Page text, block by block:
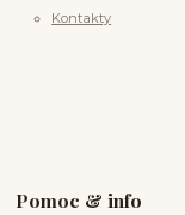
Kontakty
Pomoc & info